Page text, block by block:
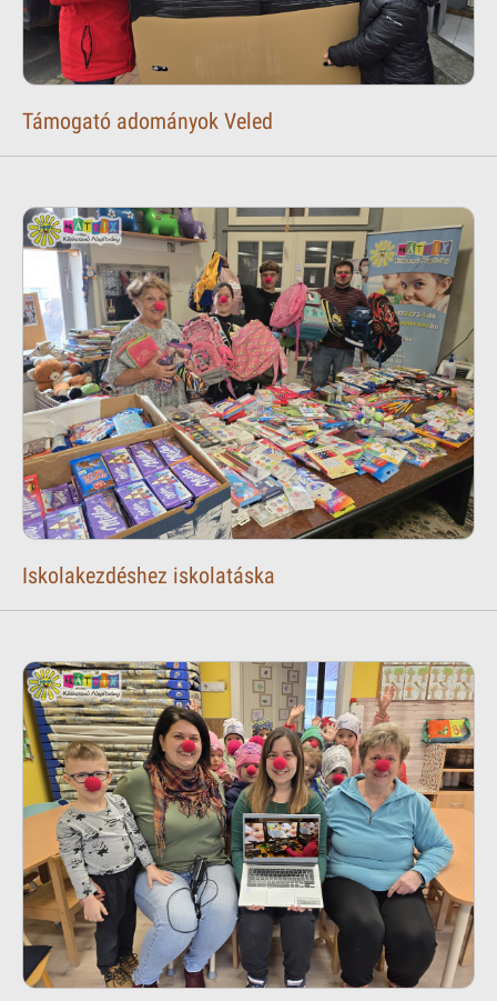
Támogató adományok Veled
Iskolakezdéshez iskolatáska